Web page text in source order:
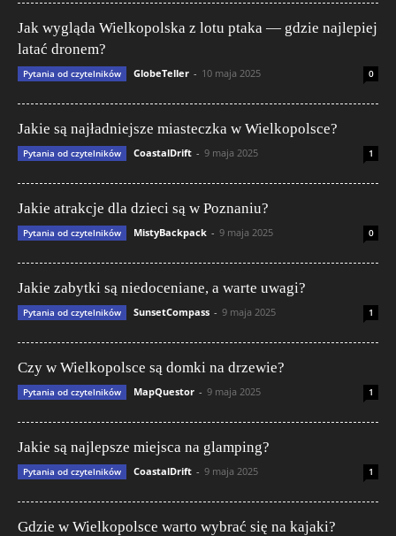
Jak wygląda Wielkopolska z lotu ptaka — gdzie najlepiej
latać dronem?
Pytania od czytelników GlobeTeller - 10 maja 2025 0
Jakie są najładniejsze miasteczka w Wielkopolsce?
Pytania od czytelników CoastalDrift - 9 maja 2025 1
Jakie atrakcje dla dzieci są w Poznaniu?
Pytania od czytelników MistyBackpack - 9 maja 2025 0
Jakie zabytki są niedoceniane, a warte uwagi?
Pytania od czytelników SunsetCompass - 9 maja 2025 1
Czy w Wielkopolsce są domki na drzewie?
Pytania od czytelników MapQuestor - 9 maja 2025 1
Jakie są najlepsze miejsca na glamping?
Pytania od czytelników CoastalDrift - 9 maja 2025 1
Gdzie w Wielkopolsce warto wybrać się na kajaki?